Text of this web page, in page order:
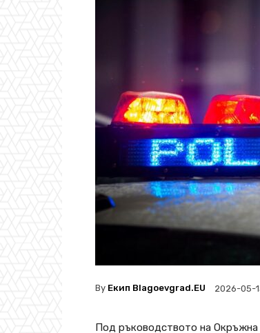
By Екип Blagoevgrad.EU 2026-05-
Под ръководството на Окръжна